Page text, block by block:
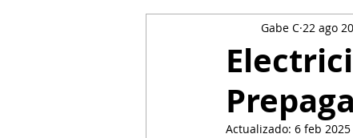
Cambio de compañía de luz
El futuro de la electricidad reside
Gabe C 22 ago
Actualizado: 6 feb 2025